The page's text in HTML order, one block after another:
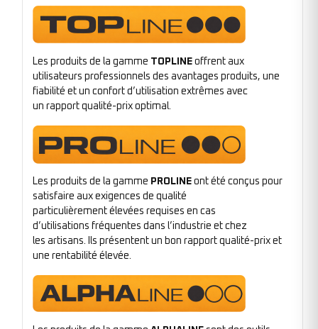
Les produits de la gamme TOPLINE offrent aux
utilisateurs professionnels des avantages produits, une
fiabilité et un confort d’utilisation extrêmes avec
un rapport qualité-prix optimal.
Les produits de la gamme PROLINE ont été conçus pour
satisfaire aux exigences de qualité
particulièrement élevées requises en cas
d’utilisations fréquentes dans l’industrie et chez
les artisans. Ils présentent un bon rapport qualité-prix et
une rentabilité élevée.